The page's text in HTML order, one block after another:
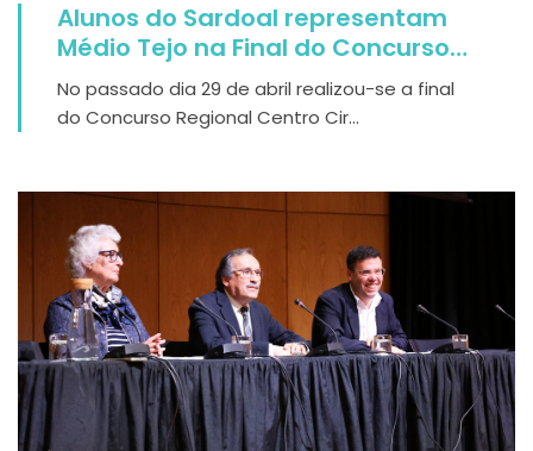
Alunos do Sardoal representam
Médio Tejo na Final do Concurso
Centro Circular
No passado dia 29 de abril realizou-se a final
do Concurso Regional Centro Cir...